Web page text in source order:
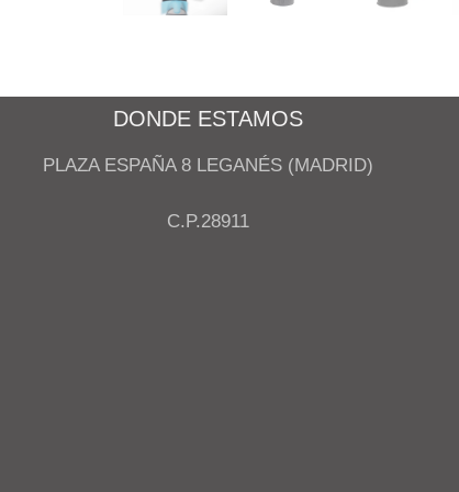
DONDE ESTAMOS
PLAZA ESPAÑA 8 LEGANÉS (MADRID)
C.P.28911